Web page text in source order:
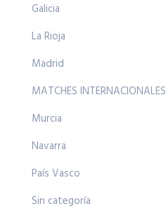
Galicia
La Rioja
Madrid
MATCHES INTERNACIONALES
Murcia
Navarra
País Vasco
Sin categoría